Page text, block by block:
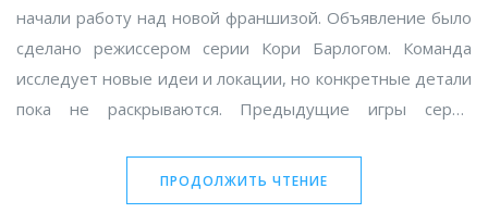
начали работу над новой франшизой. Объявление было
сделано режиссером серии Кори Барлогом. Команда
исследует новые идеи и локации, но конкретные детали
пока не раскрываются. Предыдущие игры серии
новом проекте.
ПРОДОЛЖИТЬ ЧТЕНИЕ